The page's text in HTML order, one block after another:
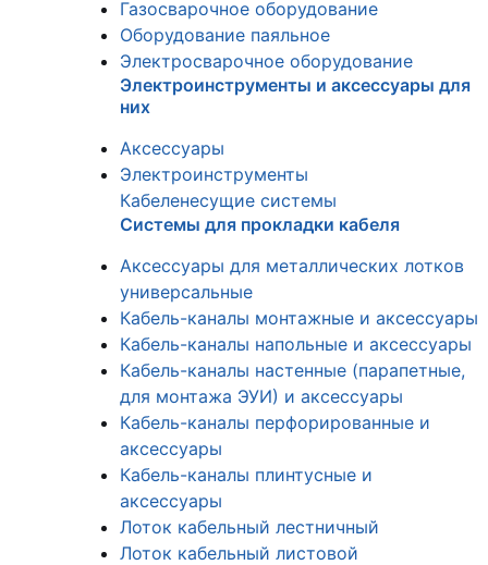
Газосварочное оборудование
Оборудование паяльное
Электросварочное оборудование
Электроинструменты и аксессуары для
них
Аксессуары
Электроинструменты
Кабеленесущие системы
Системы для прокладки кабеля
Аксессуары для металлических лотков
универсальные
Кабель-каналы монтажные и аксессуары
Кабель-каналы напольные и аксессуары
Кабель-каналы настенные (парапетные,
для монтажа ЭУИ) и аксессуары
Кабель-каналы перфорированные и
аксессуары
Кабель-каналы плинтусные и
аксессуары
Лоток кабельный лестничный
Лоток кабельный листовой